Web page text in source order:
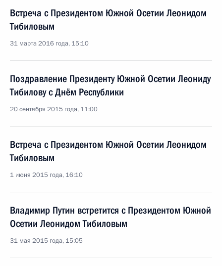
Встреча с Президентом Южной Осетии Леонидом
Тибиловым
31 марта 2016 года, 15:10
Поздравление Президенту Южной Осетии Леониду
Тибилову с Днём Республики
20 сентября 2015 года, 11:00
Встреча с Президентом Южной Осетии Леонидом
Тибиловым
1 июня 2015 года, 16:10
Владимир Путин встретится с Президентом Южной
Осетии Леонидом Тибиловым
31 мая 2015 года, 15:05